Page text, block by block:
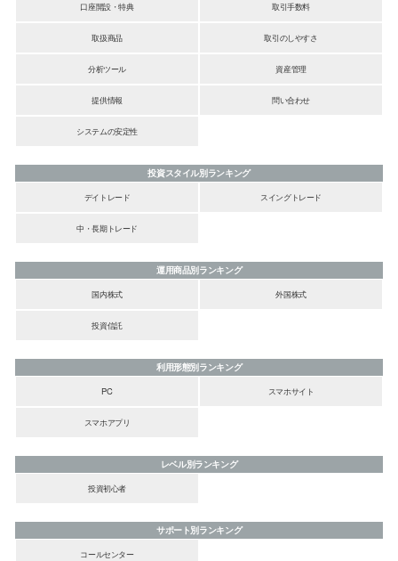
口座開設・特典 取引手数料
取扱商品 取引のしやすさ
分析ツール 資産管理
提供情報 問い合わせ
システムの安定性
投資スタイル別ランキング
デイトレード
スイングトレード
中・長期トレード
運用商品別ランキング
国内株式
外国株式
投資信託
利用形態別ランキング
PC
スマホサイト
スマホアプリ
レベル別ランキング
投資初心者
サポート別ランキング
コールセンター